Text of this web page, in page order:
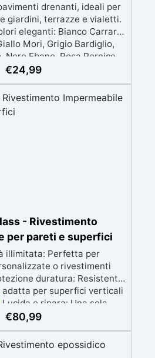
drenanti, ideali per
giardini, terrazze e vialetti.
eleganti: Bianco Carrara,
Mori, Grigio Bardiglio,
Nero Ebano, Rosa Pernice,
✅ Facili da applicare: al
✅ Economiche e
durata e un sistema di
✅ Sacchi da 25kg,
€24,99
- Rivestimento
per pareti e superfici
illimitata: Perfetta per
o rivestimenti
duratura: Resistente
adatta per superfici verticali
e ripara: Una sola
superficie brillante, liscia
con coloranti e
effetti cromatici unici. ✅
€80,99